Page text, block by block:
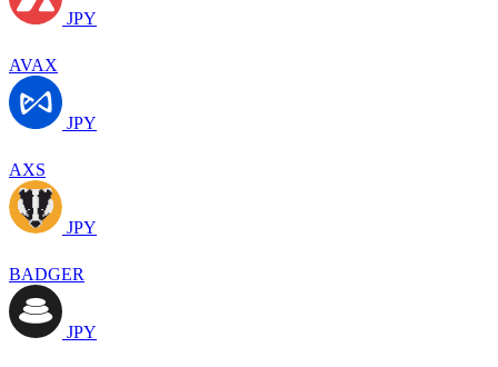
JPY
AVAX
JPY
AXS
JPY
BADGER
JPY